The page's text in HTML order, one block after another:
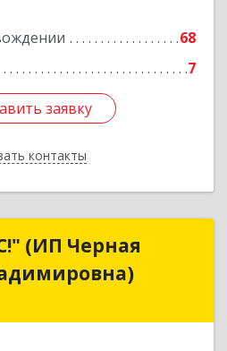
68
7
заявку
контакты
Подробнее
заявку
Назад
(ИП Черная
(ИП Черная
Владимировна)